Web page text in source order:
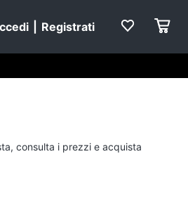
Registrati
consulta i prezzi e acquista